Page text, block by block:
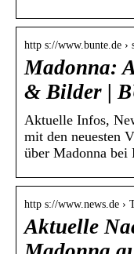
http s://www.bunte.de ›
Madonna:
& Bilder |
Aktuelle Infos,
mit den neuesten
über Madonna bei
http s://www.news.de ›
Aktuelle